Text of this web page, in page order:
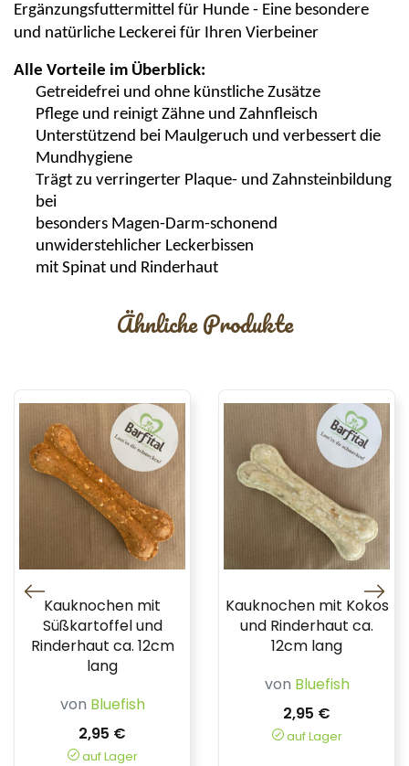
Ergänzungsfuttermittel für Hunde - Eine besondere
und natürliche Leckerei für Ihren Vierbeiner
Alle Vorteile im Überblick:
Getreidefrei und ohne künstliche Zusätze
Pflege und reinigt Zähne und Zahnfleisch
Unterstützend bei Maulgeruch und verbessert die
Mundhygiene
Trägt zu verringerter Plaque- und Zahnsteinbildung
bei
besonders Magen-Darm-schonend
unwiderstehlicher Leckerbissen
mit Spinat und Rinderhaut
Ähnliche Produkte
Kauknochen mit
Süßkartoffel und
Rinderhaut ca. 12cm
lang
von Bluefish
2,95 €
auf Lager
Kauknochen mit Kokos
und Rinderhaut ca.
12cm lang
von Bluefish
2,95 €
auf Lager